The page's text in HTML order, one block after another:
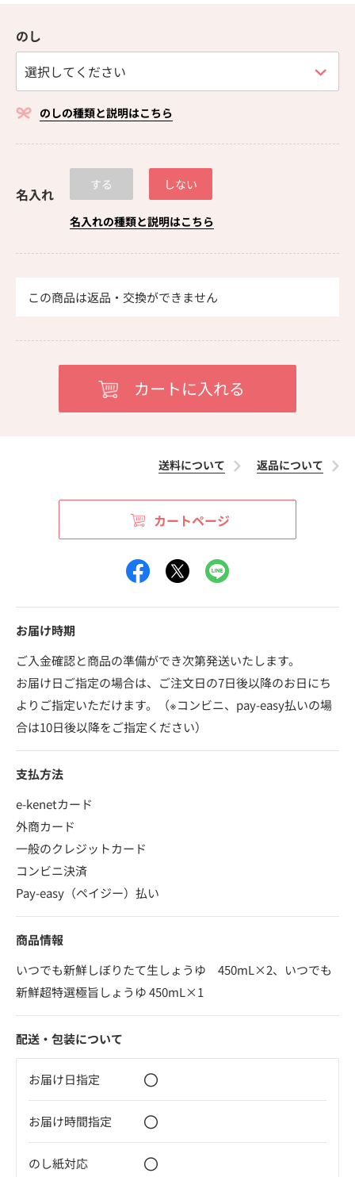
のし
のしの種類と説明はこちら
名入れ
する しない
名入れの種類と説明はこちら
この商品は返品・交換ができません
送料について 返品について
カートページ
お届け時期
ご入金確認と商品の準備ができ次第発送いたします。
お届け日ご指定の場合は、ご注文日の7日後以降のお日にち
よりご指定いただけます。（※コンビニ、pay-easy払いの場
合は10日後以降をご指定ください）
支払方法
e-kenetカード
外商カード
一般のクレジットカード
コンビニ決済
Pay-easy（ペイジー）払い
商品情報
いつでも新鮮しぼりたて生しょうゆ 450mL×2、いつでも
新鮮超特選極旨しょうゆ 450mL×1
配送・包装について
お届け日指定 〇
お届け時間指定 〇
のし紙対応 〇